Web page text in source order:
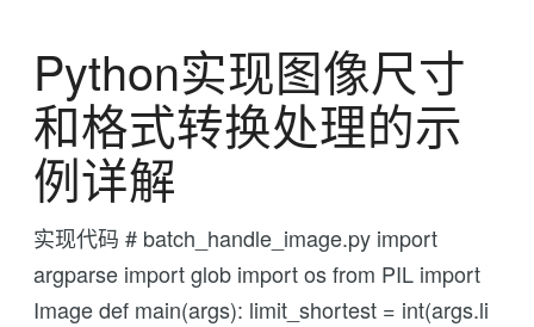
Python实现图像尺寸
和格式转换处理的示
例详解
实现代码 # batch_handle_image.py import
argparse import glob import os from PIL import
Image def main(args): limit_shortest = int(args.li